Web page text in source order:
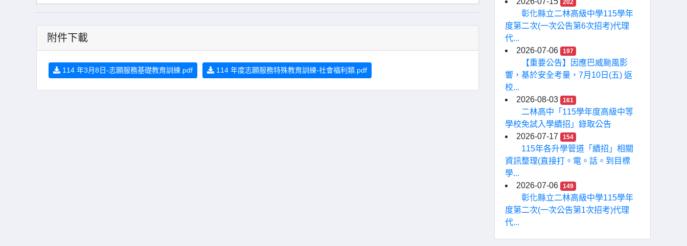
附件下載
114 年3月8日-志願服務基礎教育訓練.pdf 114 年度志願服務特殊教育訓練-社會福利類.pdf
202
彰化縣立二林高級中學115學年
度第二次(一次公告第6次招考)代理
代...
2026-07-06
197
【重要公告】因應巴威颱風影
響，基於安全考量，7月10日(五) 返
校...
2026-08-03
161
二林高中「115學年度高級中等
學校免試入學續招」錄取公告
2026-07-17
154
115年各升學管道「續招」相關
資訊整理(直接打。電。話。到目標
學...
2026-07-06
149
彰化縣立二林高級中學115學年
度第二次(一次公告第1次招考)代理
代...